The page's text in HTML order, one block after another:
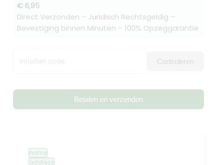
€ 6,95
Direct Verzonden – Juridisch Rechtsgeldig –
Bevestiging binnen Minuten – 100% Opzeggarantie
Voucher code Controleren
Betalen en verzenden
name
address